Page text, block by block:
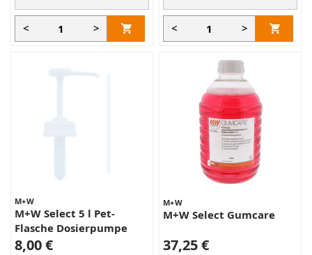
< > < >
M+W
M+W Select 5 l Pet-
Flasche Dosierpumpe
8,00 €
M+W
M+W Select Gumcare
37,25 €